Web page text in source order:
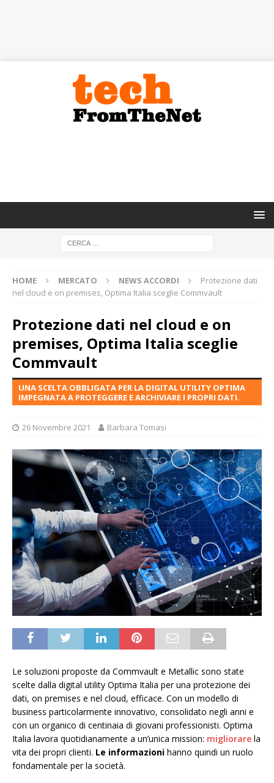
HOME MERCATO NEWS ACCORDI
Protezione dati
nel cloud e on premises, Optima Italia sceglie Commvault
Protezione dati nel cloud e on
premises, Optima Italia sceglie
Commvault
UNA SCELTA OBBLIGATA PER LA DIGITAL UTILITY OPTIMA
IMPEGNATA A PROTEGGERE E ARCHIVIARE I PROPRI DATI.
26 Novembre 2021 Barbara Tomasi
Le soluzioni proposte da Commvault e Metallic sono state
scelte dalla digital utility Optima Italia per una protezione dei
dati, on premises e nel cloud, efficace. Con un modello di
business particolarmente innovativo, consolidato negli anni e
con un organico di centinaia di giovani professionisti. Optima
Italia lavora quotidianamente a un’unica mission: migliorare la
vita dei propri clienti. Le informazioni hanno quindi un ruolo
fondamentale per la società.